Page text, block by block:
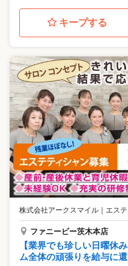
キープする
株式会社アークスマイル ｜ エス
ファニービー茨木本店
【業界でも珍しい日曜休
ム全体の頑張りを給与に還